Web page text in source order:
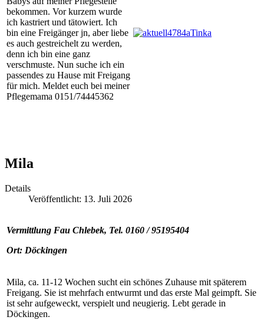
bekommen. Vor kurzem wurde
ich kastriert und tätowiert. Ich
bin eine Freigänger jn, aber liebe
es auch gestreichelt zu werden,
denn ich bin eine ganz
verschmuste. Nun suche ich ein
passendes zu Hause mit Freigang
für mich. Meldet euch bei meiner
Pflegemama 0151/74445362
Mila
Details
Veröffentlicht: 13. Juli 2026
Vermittlung Fau Chlebek, Tel. 0160 / 95195404
Ort: Döckingen
Mila, ca. 11-12 Wochen sucht ein schönes Zuhause mit späterem
Freigang. Sie ist mehrfach entwurmt und das erste Mal geimpft. Sie
ist sehr aufgeweckt, verspielt und neugierig. Lebt gerade in
Döckingen.